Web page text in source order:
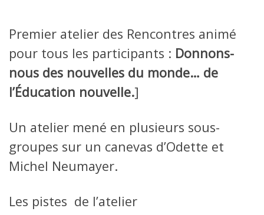
Premier atelier des Rencontres animé
pour tous les participants : Donnons-
nous des nouvelles du monde… de
l’Éducation nouvelle.]
Un atelier mené en plusieurs sous-
groupes sur un canevas d’Odette et
Michel Neumayer.
Les pistes de l’atelier